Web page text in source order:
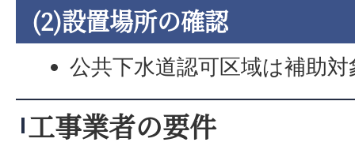
(2)設置場所の確認
公共下水道認可区域は補助
工事業者の要件